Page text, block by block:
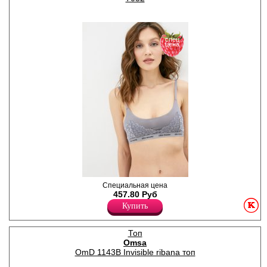
Полиамид 85%
Эластан 15%
Топ женский на тонких
регулируемых бретелях,
бесшовный, с плотным
кружевом по грудной части,
по низу эластичная
жаккардовая резинка с
Лайкра 10%
Полиэстер 90%
спец
цена
Специальная цена
457.80 Руб
Купить
Топ
Omsa
OmD 1143B Invisible ribana топ